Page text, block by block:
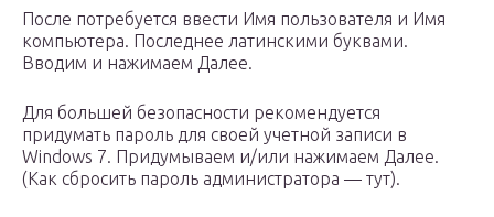
После потребуется ввести Имя пользователя и Имя
компьютера. Последнее латинскими буквами.
Вводим и нажимаем Далее.
Для большей безопасности рекомендуется
придумать пароль для своей учетной записи в
Windows 7. Придумываем и/или нажимаем Далее.
(Как сбросить пароль администратора — тут).